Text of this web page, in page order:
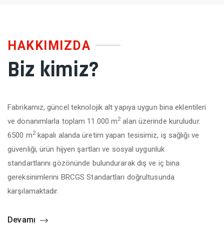
HAKKIMIZDA
Biz kimiz?
Fabrikamız, güncel teknolojik alt yapıya uygun bina eklentileri
ve donanımlarla toplam 11.000 m2alan üzerinde kuruludur.
6500 m2kapalı alanda üretim yapan tesisimiz, iş sağlığı ve
güvenliği, ürün hijyen şartları ve sosyal uygunluk
standartlarını gözönünde bulundurarak dış ve iç bina
gereksinimlerini BRCGS Standartları doğrultusunda
karşılamaktadır.
Devamı